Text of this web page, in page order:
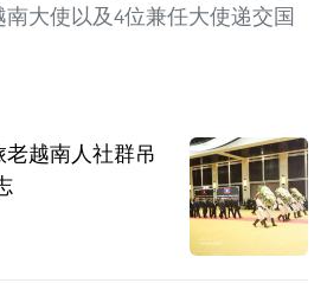
大使以及4位兼任大使递交国
越南人社群吊